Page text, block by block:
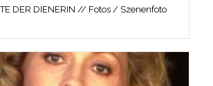
DER DIENERIN // Fotos / Szenenfoto